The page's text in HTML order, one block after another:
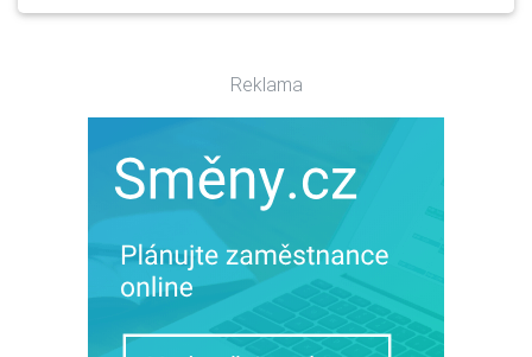
Reklama